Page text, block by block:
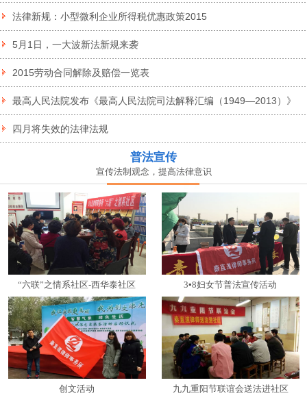
法律新规：小型微利企业所得税优惠政策2015
5月1日，一大波新法新规来袭
2015劳动合同解除及赔偿一览表
最高人民法院发布《最高人民法院司法解释汇编（1949—2013）》
四月将失效的法律法规
普法宣传
宣传法制观念，提高法律意识
“六联”之情系社区-西华泰社区 3▪8妇女节普法宣传活动
创文活动 九九重阳节联谊会送法进社区